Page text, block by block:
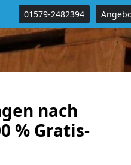
01579-2482394
nach
% Gratis-